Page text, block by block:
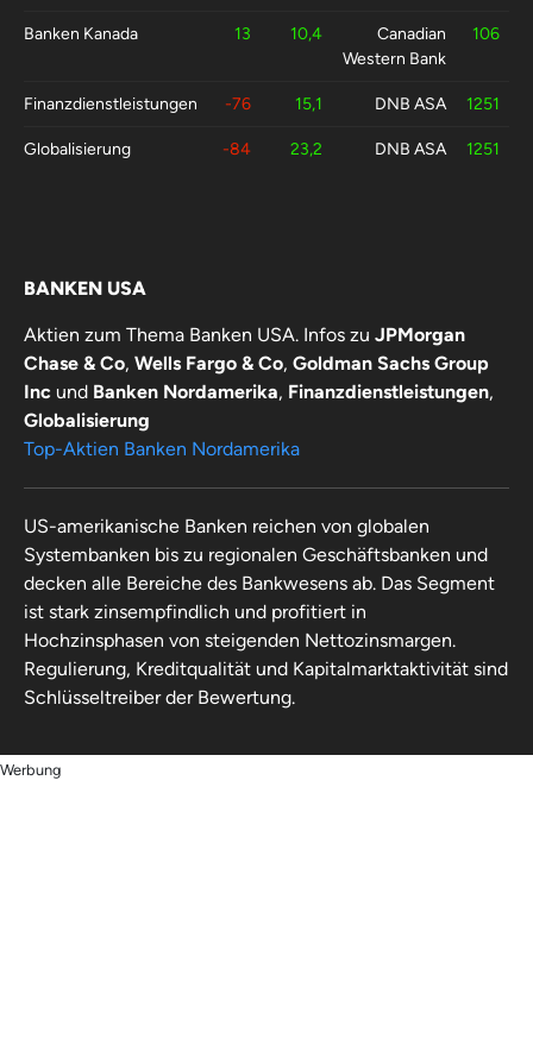
Banken Kanada 13 10,4
Canadian
Western Bank
106
Finanzdienstleistungen -76 15,1 DNB ASA 1251
Globalisierung -84 23,2 DNB ASA 1251
BANKEN USA
Aktien zum Thema Banken USA. Infos zu JPMorgan
Chase & Co, Wells Fargo & Co, Goldman Sachs Group
Inc und Banken Nordamerika, Finanzdienstleistungen,
Globalisierung
Top-Aktien Banken Nordamerika
US-amerikanische Banken reichen von globalen
Systembanken bis zu regionalen Geschäftsbanken und
decken alle Bereiche des Bankwesens ab. Das Segment
ist stark zinsempfindlich und profitiert in
Hochzinsphasen von steigenden Nettozinsmargen.
Regulierung, Kreditqualität und Kapitalmarktaktivität sind
Schlüsseltreiber der Bewertung.
Werbung